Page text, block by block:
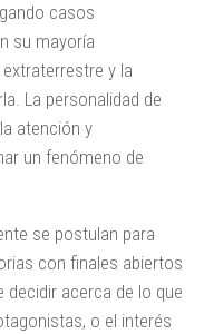
casos
su mayoría
y la
La personalidad de
atención y
un fenómeno de
se postulan para
con finales abiertos
decidir acerca de lo que
o el interés